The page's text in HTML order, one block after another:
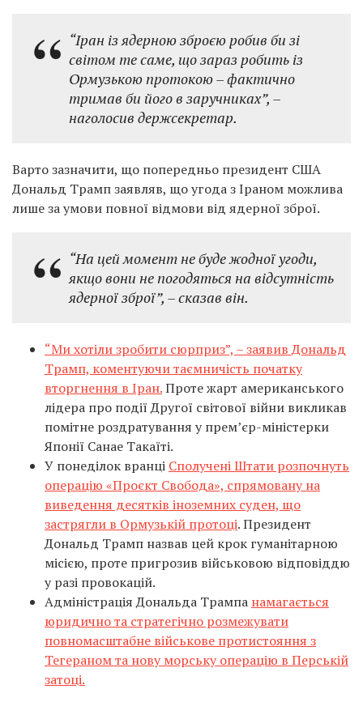
“Іран із ядерною зброєю робив би зі
світом те саме, що зараз робить із
Ормузькою протокою – фактично
тримав би його в заручниках”, –
наголосив держсекретар.
Варто зазначити, що попередньо президент США
Дональд Трамп заявляв, що угода з Іраном можлива
лише за умови повної відмови від ядерної зброї.
“На цей момент не буде жодної угоди,
якщо вони не погодяться на відсутність
ядерної зброї”, – сказав він.
“Ми хотіли зробити сюрприз”, – заявив Дональд
Трамп, коментуючи таємничість початку
вторгнення в Іран.Проте жарт американського
лідера про події Другої світової війни викликав
помітне роздратування у прем’єр-міністерки
Японії Санае Такаїті.
У понеділок вранці Сполучені Штати розпочнуть
операцію «Проєкт Свобода», спрямовану на
виведення десятків іноземних суден, що
застрягли в Ормузькій протоці. Президент
Дональд Трамп назвав цей крок гуманітарною
місією, проте пригрозив військовою відповіддю
у разі провокацій.
Адміністрація Дональда Трампа намагається
юридично та стратегічно розмежувати
повномасштабне військове протистояння з
Тегераном та нову морську операцію в Перській
затоці.